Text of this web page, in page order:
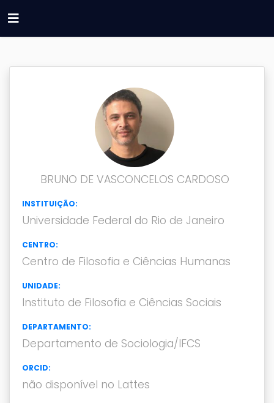
BRUNO DE VASCONCELOS CARDOSO
INSTITUIÇÃO:
Universidade Federal do Rio de Janeiro
CENTRO:
Centro de Filosofia e Ciências Humanas
UNIDADE:
Instituto de Filosofia e Ciências Sociais
DEPARTAMENTO:
Departamento de Sociologia/IFCS
ORCID:
não disponível no Lattes